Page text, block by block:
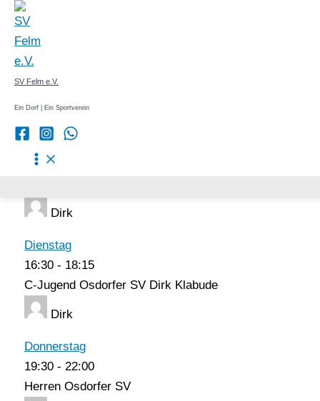
Zum
Inhalt
springen
SV Felm e.V.
Ein Dorf | Ein Sportverein
Osdorfer SV
3 November, 2025
Zeitfenster der Veranstaltung (4)
Donnerstag
15:30-
Dirk
Dienstag
16:30 - 18:15
C-Jugend Osdorfer SV Dirk Klabude
Dirk
Donnerstag
19:30 -22:00
Herren Osdorfer SV